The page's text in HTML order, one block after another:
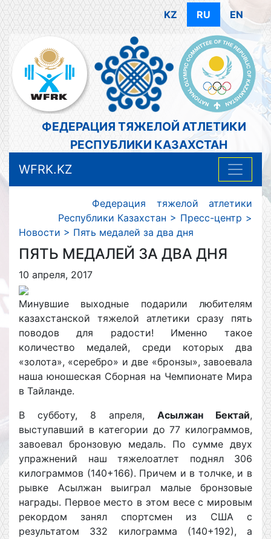
KZ RU EN
ФЕДЕРАЦИЯ ТЯЖЕЛОЙ АТЛЕТИКИ
РЕСПУБЛИКИ КАЗАХСТАН
WFRK.KZ
Федерация тяжелой атлетики
Республики Казахстан > Пресс-центр >
Новости > Пять медалей за два дня
ПЯТЬ МЕДАЛЕЙ ЗА ДВА ДНЯ
10 апреля, 2017
Минувшие выходные подарили любителям
казахстанской тяжелой атлетики сразу пять
поводов для радости! Именно такое
количество медалей, среди которых два
«золота», «серебро» и две «бронзы», завоевала
наша юношеская Сборная на Чемпионате Мира
в Тайланде.
В субботу, 8 апреля, Асылжан Бектай,
выступавший в категории до 77 килограммов,
завоевал бронзовую медаль. По сумме двух
упражнений наш тяжелоатлет поднял 306
килограммов (140+166). Причем и в толчке, и в
рывке Асылжан выиграл малые бронзовые
награды. Первое место в этом весе с мировым
рекордом занял спортсмен из США с
результатом 332 килограмма (140+192), а